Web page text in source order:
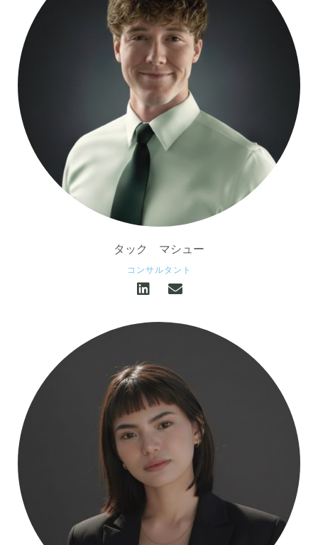
タック マシュー
コンサルタント